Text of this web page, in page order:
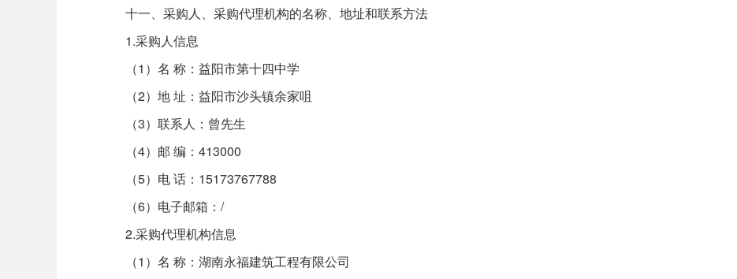
十一、采购人、采购代理机构的名称、地址和联系方法
1.采购人信息
（1）名 称：益阳市第十四中学
（2）地 址：益阳市沙头镇余家咀
（3）联系人：曾先生
（4）邮 编：413000
（5）电 话：15173767788
（6）电子邮箱：/
2.采购代理机构信息
（1）名 称：湖南永福建筑工程有限公司